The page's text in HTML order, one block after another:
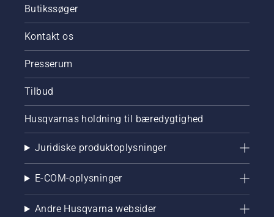
Butikssøger
Kontakt os
Presserum
Tilbud
Husqvarnas holdning til bæredygtighed
Juridiske produktoplysninger
E-COM-oplysninger
Andre Husqvarna websider